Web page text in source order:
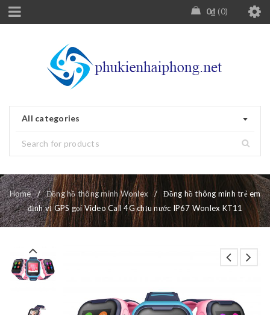
0₫ 0
All categories
Home / Đồng hồ thông minh Wonlex /
Đồng hồ thông minh trẻ em
định vị GPS gọi Video Call 4G chịu nước IP67 Wonlex KT11